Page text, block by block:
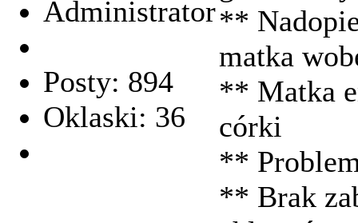
Administrator
Posty: 894
Oklaski: 36
**
matka
** Matka
córki
**
** Brak